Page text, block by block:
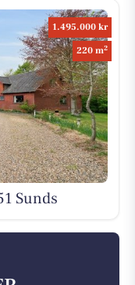
1.495.000 kr
220 m2
Sunds